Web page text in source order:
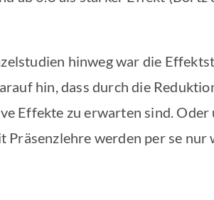
hinweg war die
hin, dass durch die
Effekte zu erwarten sind. Oder
werden per se nur